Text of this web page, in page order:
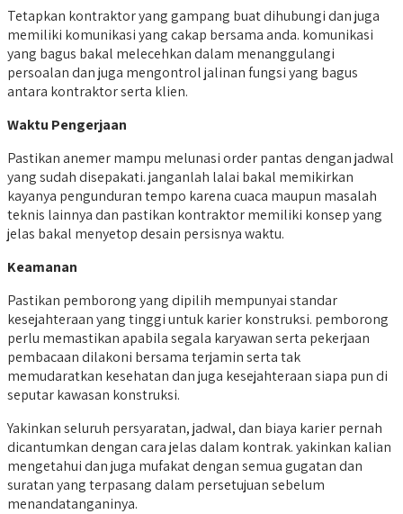
Tetapkan kontraktor yang gampang buat dihubungi dan juga
memiliki komunikasi yang cakap bersama anda. komunikasi
yang bagus bakal melecehkan dalam menanggulangi
persoalan dan juga mengontrol jalinan fungsi yang bagus
antara kontraktor serta klien.
Waktu Pengerjaan
Pastikan anemer mampu melunasi order pantas dengan jadwal
yang sudah disepakati. janganlah lalai bakal memikirkan
kayanya pengunduran tempo karena cuaca maupun masalah
teknis lainnya dan pastikan kontraktor memiliki konsep yang
jelas bakal menyetop desain persisnya waktu.
Keamanan
Pastikan pemborong yang dipilih mempunyai standar
kesejahteraan yang tinggi untuk karier konstruksi. pemborong
perlu memastikan apabila segala karyawan serta pekerjaan
pembacaan dilakoni bersama terjamin serta tak
memudaratkan kesehatan dan juga kesejahteraan siapa pun di
seputar kawasan konstruksi.
Yakinkan seluruh persyaratan, jadwal, dan biaya karier pernah
dicantumkan dengan cara jelas dalam kontrak. yakinkan kalian
mengetahui dan juga mufakat dengan semua gugatan dan
suratan yang terpasang dalam persetujuan sebelum
menandatanganinya.